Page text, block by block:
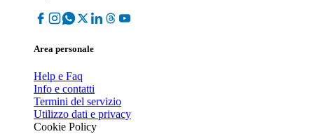
Area personale
Help e Faq
Info e contatti
Termini del servizio
Utilizzo dati e privacy
Cookie Policy